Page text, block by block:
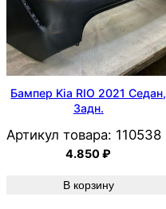
Бампер Kia RIO 2021 Седан,
Задн.
Артикул товара: 110538
4.850₽
В корзину